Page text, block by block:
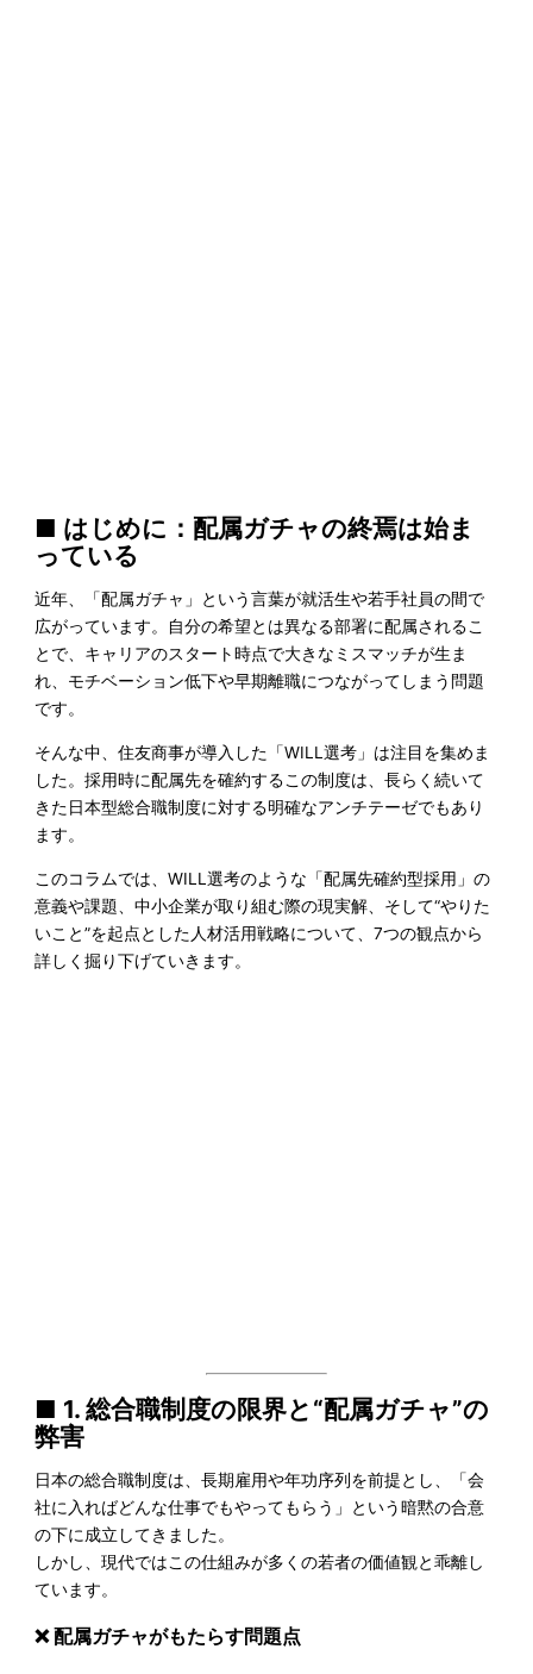
■ はじめに：配属ガチャの終焉は始ま
っている
近年、「配属ガチャ」という言葉が就活生や若手社員の間で
広がっています。自分の希望とは異なる部署に配属されるこ
とで、キャリアのスタート時点で大きなミスマッチが生ま
れ、モチベーション低下や早期離職につながってしまう問題
です。
そんな中、住友商事が導入した「WILL選考」は注目を集めま
した。採用時に配属先を確約するこの制度は、長らく続いて
きた日本型総合職制度に対する明確なアンチテーゼでもあり
ます。
このコラムでは、WILL選考のような「配属先確約型採用」の
意義や課題、中小企業が取り組む際の現実解、そして“やりた
いこと”を起点とした人材活用戦略について、7つの観点から
詳しく掘り下げていきます。
■ 1. 総合職制度の限界と“配属ガチャ”の
弊害
日本の総合職制度は、長期雇用や年功序列を前提とし、「会
社に入ればどんな仕事でもやってもらう」という暗黙の合意
の下に成立してきました。
しかし、現代ではこの仕組みが多くの若者の価値観と乖離し
ています。
❌ 配属ガチャがもたらす問題点